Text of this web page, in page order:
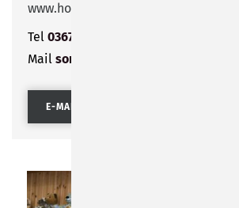
www.hoergeraete-moeckel.de
Tel 03675 8184990
Mail sonneberg@hoergeraete-
E-MAIL SENDEN